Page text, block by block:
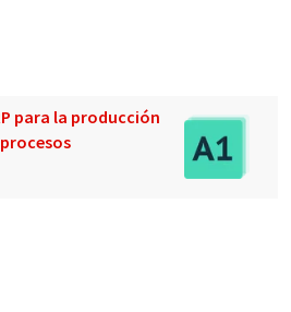
para la producción